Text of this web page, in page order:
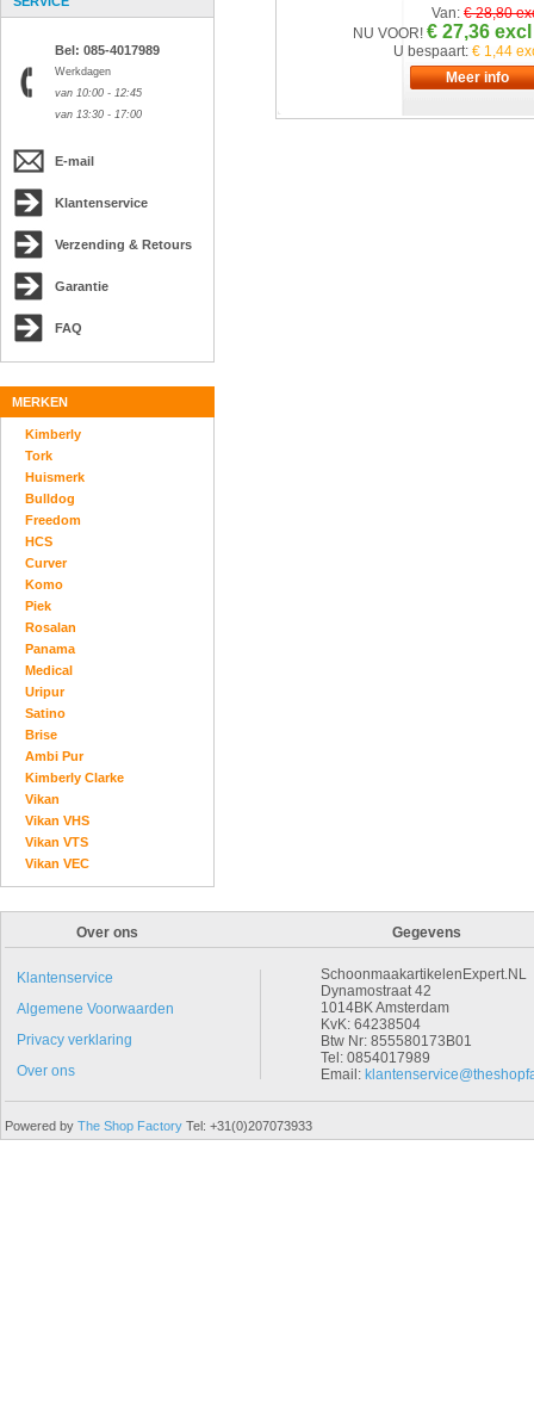
Bel: 085-4017989
Werkdagen
van 10:00 - 12:45
van 13:30 - 17:00
E-mail
Klantenservice
Verzending & Retours
Garantie
FAQ
MERKEN
Kimberly
Tork
Huismerk
Bulldog
Freedom
HCS
Curver
Komo
Piek
Rosalan
Panama
Medical
Uripur
Satino
Brise
Ambi Pur
Kimberly Clarke
Vikan
Vikan VHS
Vikan VTS
Vikan VEC
Van: € 28,80
NU VOOR! € 27,36
U bespaart: € 1,44
Over ons Gegevens
Klantenservice
Algemene Voorwaarden
Privacy verklaring
Over ons
SchoonmaakartikelenExpert.NL
Dynamostraat 42
1014BK Amsterdam
KvK: 64238504
Btw Nr: 855580173B01
Tel: 0854017989
Email:
Powered by The Shop Factory Tel: +31(0)207073933